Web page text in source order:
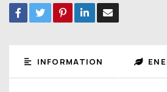
INFORMATION